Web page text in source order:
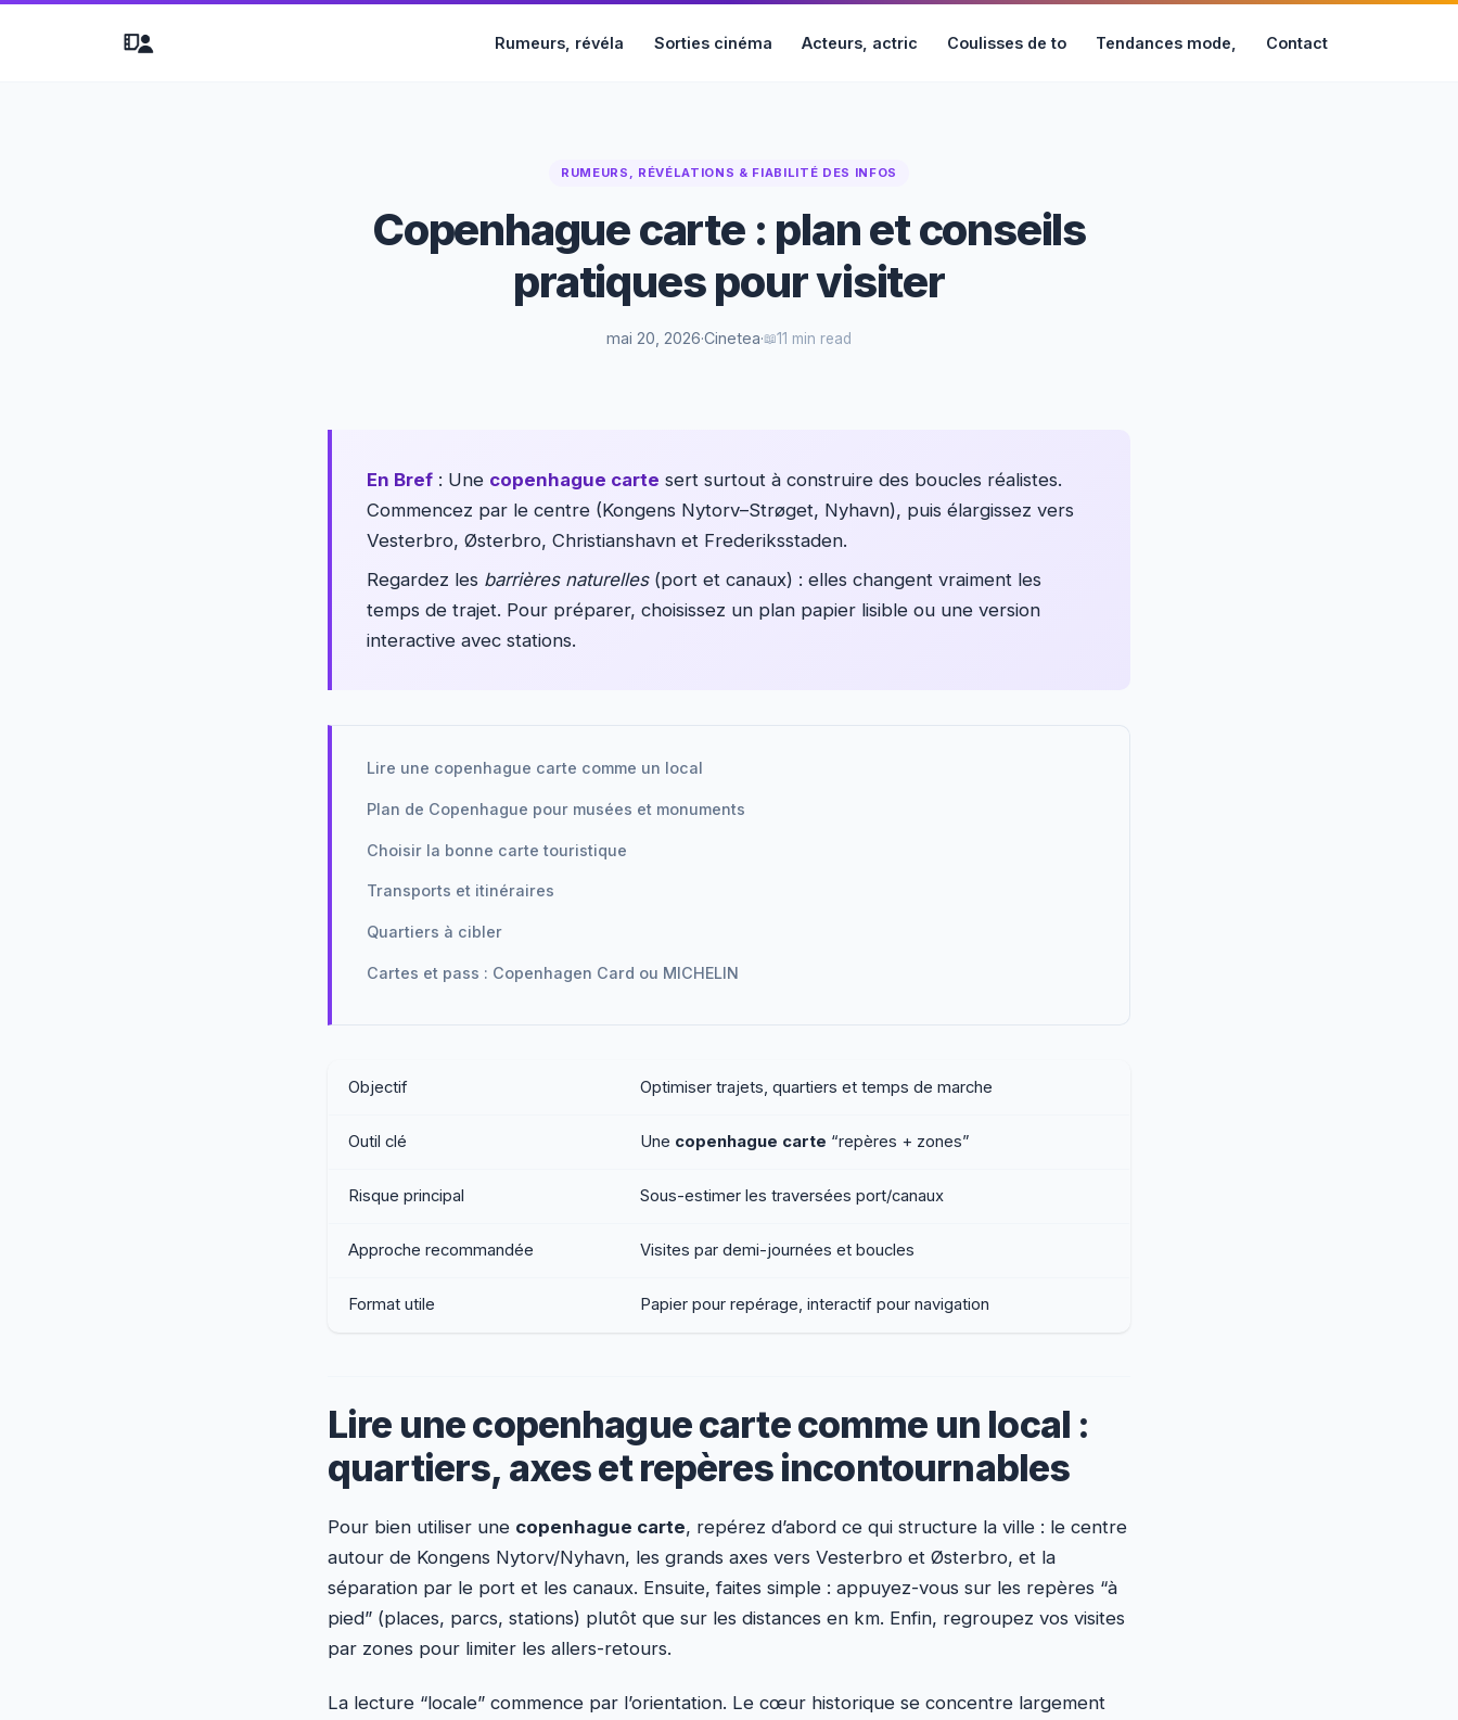
Rumeurs, révéla Sorties cinéma Acteurs, actric Coulisses de to Tendances mode, Contact
RUMEURS, RÉVÉLATIONS & FIABILITÉ DES INFOS
Copenhague carte : plan et conseils
pratiques pour visiter
mai 20, 2026·Cinetea· 11 min read
En Bref : Une copenhague carte sert surtout à construire des boucles réalistes.
Commencez par le centre (Kongens Nytorv–Strøget, Nyhavn), puis élargissez vers
Vesterbro, Østerbro, Christianshavn et Frederiksstaden.
Regardez les barrières naturelles(port et canaux) : elles changent vraiment les
temps de trajet. Pour préparer, choisissez un plan papier lisible ou une version
interactive avec stations.
Lire une copenhague carte comme un local
Plan de Copenhague pour musées et monuments
Choisir la bonne carte touristique
Transports et itinéraires
Quartiers à cibler
Cartes et pass : Copenhagen Card ou MICHELIN
Objectif Optimiser trajets, quartiers et temps de marche
Outil clé Une copenhague carte “repères + zones”
Risque principal Sous-estimer les traversées port/canaux
Approche recommandée Visites par demi-journées et boucles
Format utile Papier pour repérage, interactif pour navigation
Lire une copenhague carte comme un local :
quartiers, axes et repères incontournables
Pour bien utiliser une copenhague carte, repérez d’abord ce qui structure la ville : le centre
autour de Kongens Nytorv/Nyhavn, les grands axes vers Vesterbro et Østerbro, et la
séparation par le port et les canaux. Ensuite, faites simple : appuyez-vous sur les repères “à
pied” (places, parcs, stations) plutôt que sur les distances en km. Enfin, regroupez vos visites
par zones pour limiter les allers-retours.
La lecture “locale” commence par l’orientation. Le cœur historique se concentre largement